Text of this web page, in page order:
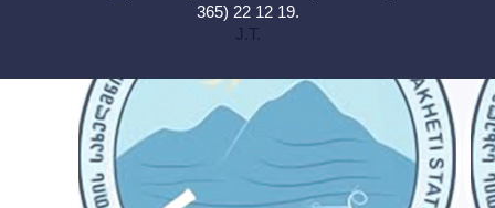
365) 22 12 19.
J.T.